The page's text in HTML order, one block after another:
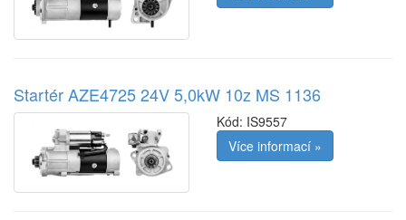
Startér AZE4725 24V 5,0kW 10z MS 1136
Kód: IS9557
Více informací »